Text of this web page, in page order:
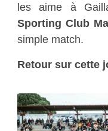
les aime à
Sporting Club
simple match.
Retour sur cette